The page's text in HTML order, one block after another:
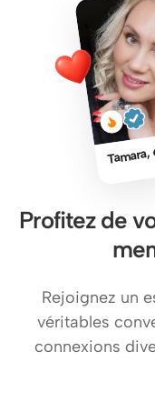
Profitez de
Rejoignez un
véritables
connexions